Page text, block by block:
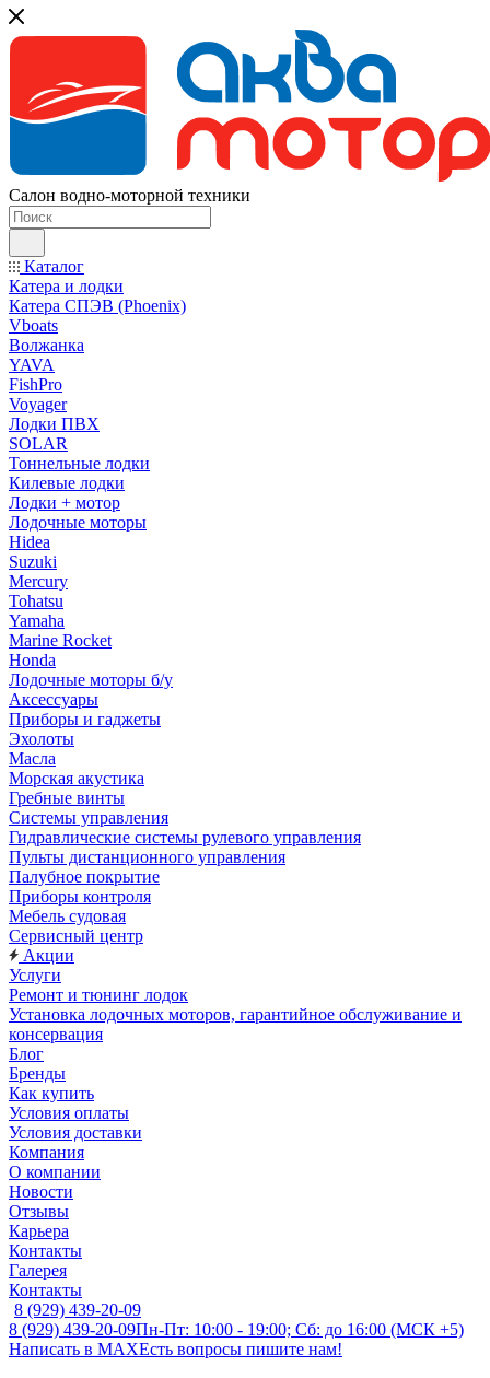
Салон водно-моторной техники
Каталог
Катера и лодки
Катера СПЭВ (Phoenix)
Vboats
Волжанка
YAVA
FishPro
Voyager
Лодки ПВХ
SOLAR
Тоннельные лодки
Килевые лодки
Лодки + мотор
Лодочные моторы
Hidea
Suzuki
Mercury
Tohatsu
Yamaha
Marine Rocket
Honda
Лодочные моторы б/у
Аксессуары
Приборы и гаджеты
Эхолоты
Масла
Морская акустика
Гребные винты
Системы управления
Гидравлические системы рулевого управления
Пульты дистанционного управления
Палубное покрытие
Приборы контроля
Мебель судовая
Сервисный центр
Акции
Услуги
Ремонт и тюнинг лодок
Установка лодочных моторов, гарантийное обслуживание и
консервация
Блог
Бренды
Как купить
Условия оплаты
Условия доставки
Компания
О компании
Новости
Отзывы
Карьера
Контакты
Галерея
Контакты
8 (929) 439-20-09
8 (929) 439-20-09Пн-Пт: 10:00 - 19:00; Сб: до 16:00 (МСК +5)
Написать в MAXЕсть вопросы пишите нам!